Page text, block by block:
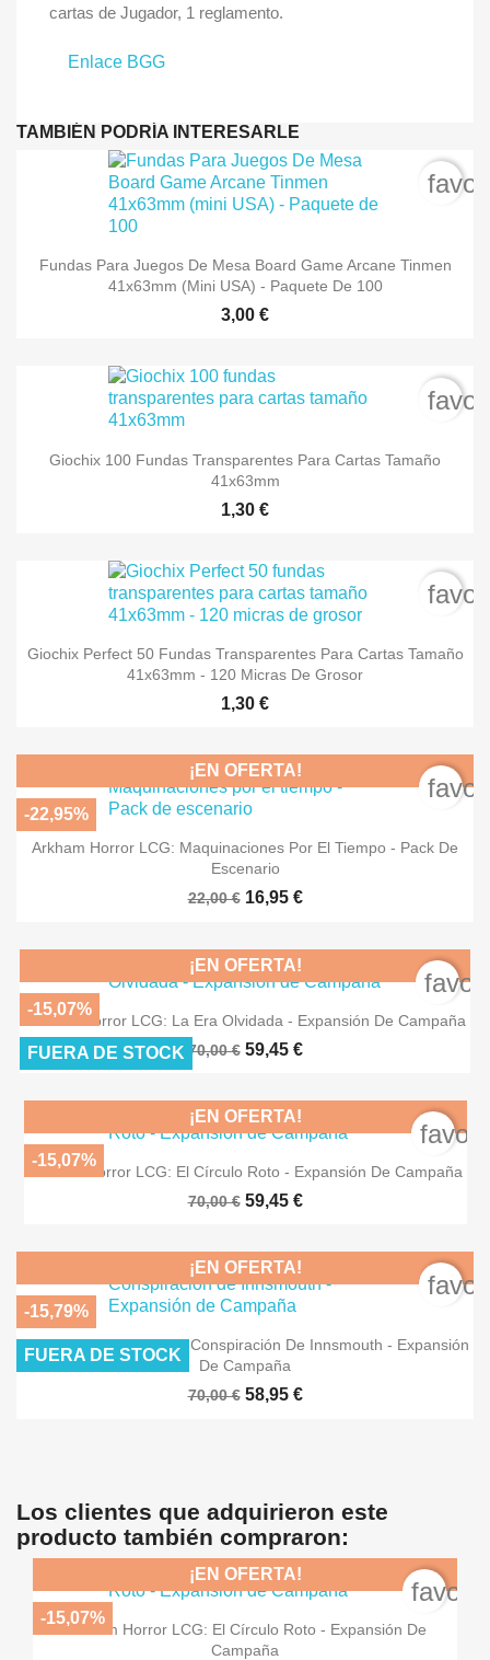
cartas de Jugador, 1 reglamento.
Enlace BGG
TAMBIÉN PODRÍA INTERESARLE
Fundas Para Juegos De Mesa Board Game Arcane Tinmen
41x63mm (mini USA) - Paquete De 100
3,00 €
Giochix 100 Fundas Transparentes Para Cartas Tamaño
41x63mm
1,30 €
Giochix Perfect 50 Fundas Transparentes Para Cartas Tamaño
41x63mm - 120 Micras De Grosor
1,30 €
Arkham Horror LCG: Maquinaciones Por El Tiempo - Pack De
Escenario
22,00 € 16,95 €
¡EN OFERTA!
-22,95%
Arkham Horror LCG: La Era Olvidada - Expansión De Campaña
70,00 € 59,45 €
¡EN OFERTA!
-15,07%
FUERA DE STOCK
Arkham Horror LCG: El Círculo Roto - Expansión De Campaña
70,00 € 59,45 €
¡EN OFERTA!
-15,07%
Arkham Horror LCG: La Conspiración De Innsmouth - Expansión
De Campaña
70,00 € 58,95 €
¡EN OFERTA!
-15,79%
FUERA DE STOCK
Los clientes que adquirieron este
producto también compraron:
Arkham Horror LCG: El Círculo Roto - Expansión De
Campaña
¡EN OFERTA!
-15,07%